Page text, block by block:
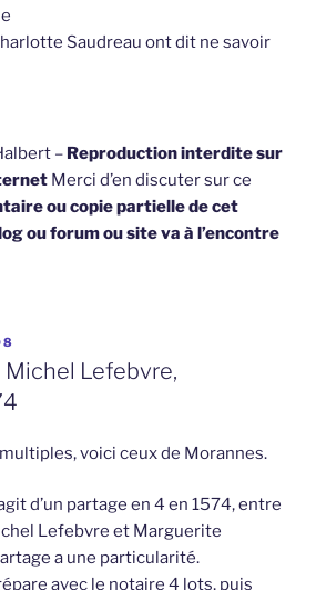
Saudreau ont dit ne savoir
– Reproduction interdite sur
Merci d’en discuter sur ce
ou copie partielle de cet
ou forum ou site va à l’encontre
Lefebvre,
voici ceux de Morannes.
d’un partage en 4 en 1574, entre
Lefebvre et Marguerite
a une particularité.
avec le notaire 4 lots, puis